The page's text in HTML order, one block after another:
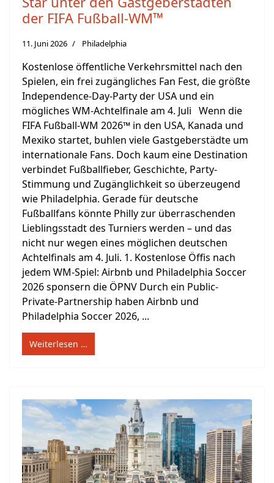
der FIFA Fußball-WM™
11. Juni 2026 Philadelphia
Kostenlose öffentliche Verkehrsmittel nach den
Spielen, ein frei zugängliches Fan Fest, die größte
Independence-Day-Party der USA und ein
mögliches WM-Achtelfinale am 4. Juli Wenn die
FIFA Fußball-WM 2026™ in den USA, Kanada und
Mexiko startet, buhlen viele Gastgeberstädte um
internationale Fans. Doch kaum eine Destination
verbindet Fußballfieber, Geschichte, Party-
Stimmung und Zugänglichkeit so überzeugend
wie Philadelphia. Gerade für deutsche
Fußballfans könnte Philly zur überraschenden
Lieblingsstadt des Turniers werden – und das
nicht nur wegen eines möglichen deutschen
Achtelfinals am 4. Juli. 1. Kostenlose Öffis nach
jedem WM-Spiel: Airbnb und Philadelphia Soccer
2026 sponsern die ÖPNV Durch ein Public-
Private-Partnership haben Airbnb und
Philadelphia Soccer 2026, ...
Weiterlesen …